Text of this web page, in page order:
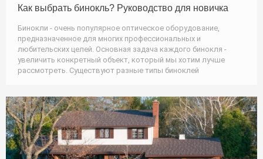
Как выбрать бинокль? Руководство для новичка
Бинокли - очень популярное оптическое оборудование,
предназначенное для многих профессиональных и
любительских целей. Основная задача каждого бинокля -
увеличить конкретный объект, который мы хотим лучше
рассмотреть. Существуют разные типы биноклей